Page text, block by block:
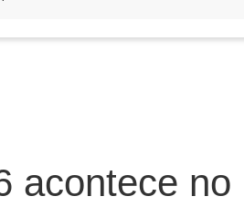
acontece no